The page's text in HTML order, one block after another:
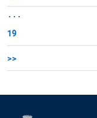
...
19
>>